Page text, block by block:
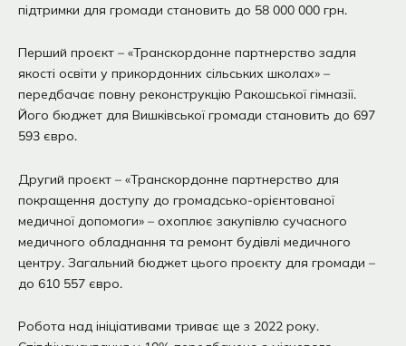
підтримки для громади становить до 58 000 000 грн.
Перший проєкт – «Транскордонне партнерство задля
якості освіти у прикордонних сільських школах» –
передбачає повну реконструкцію Ракошської гімназії.
Його бюджет для Вишківської громади становить до 697
593 євро.
Другий проєкт – «Транскордонне партнерство для
покращення доступу до громадсько-орієнтованої
медичної допомоги» – охоплює закупівлю сучасного
медичного обладнання та ремонт будівлі медичного
центру. Загальний бюджет цього проєкту для громади –
до 610 557 євро.
Робота над ініціативами триває ще з 2022 року.